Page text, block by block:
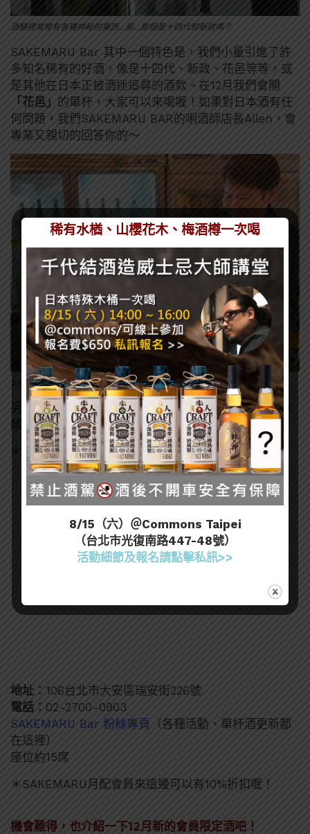
酒櫃裡常常有各種神秘的東西…那…那個是十四代和新政嗎？
SAKEMARU Bar 其中一個特色是，我們小量引進了許
多知名稀有的好酒，像是十四代、新政、花邑等等，或
是其他在日本正被酒迷追尋的酒款。在12月我們會開
「花邑」 的單杯，大家可以來喝喔！如果對日本酒有任
何問題，我們SAKEMARU BAR的唎酒師店長Allen，會
專業又親切的回答你的～
SAKEMARU Bar店長Allen有豐富的侍酒經驗，有問題問他就對啦！
另外我們也定期會舉辦活動，像是週末關東煮趴、流水
麵線趴等等，等你來參加！
＊想要去SAKEMARU Bar晃晃的話：
地址： 106台北市大安區瑞安街226號
電話： 02-2700-0903
SAKEMARU Bar 粉絲專頁 （各種活動、單杯酒更新都
在這裡）
座位約15席
＊SAKEMARU月配會員來這邊可以有10%折扣喔！
機會難得，也介紹一下12月新的會員限定酒吧！
稀有水楢、山櫻花木、梅酒樽一次喝
8/15（六）＠Commons Taipei
（台北市光復南路447-48號）
活動細節及報名請點擊私訊>>